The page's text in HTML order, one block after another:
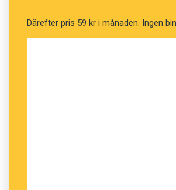
Därefter pris 59 kr i månaden. Ingen